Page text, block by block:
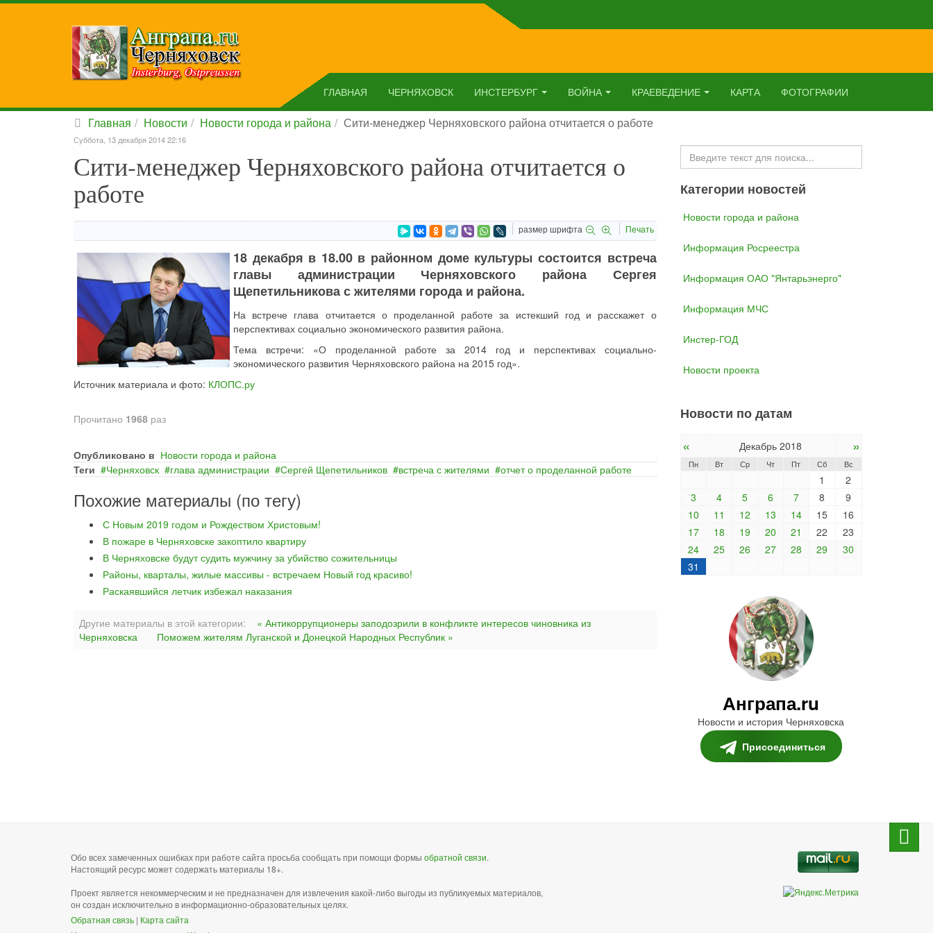
ГЛАВНАЯ ЧЕРНЯХОВСК ИНСТЕРБУРГ ВОЙНА КРАЕВЕДЕНИЕ КАРТА ФОТОГРАФИИ
Главная Новости Новости города и района Сити-менеджер Черняховского района отчитается о работе
Суббота, 13 декабря 2014 22:16
Сити-менеджер Черняховского района отчитается о
работе
размер шрифта Печать
18 декабря в 18.00 в районном доме культуры состоится встреча
главы администрации Черняховского района Сергея
Щепетильникова с жителями города и района.
На встрече глава отчитается о проделанной работе за истекший год и расскажет о
перспективах социально экономического развития района.
Тема встречи: «О проделанной работе за 2014 год и перспективах социально-
экономического развития Черняховского района на 2015 год».
Источник материала и фото: КЛОПС.ру
Прочитано 1968 раз
Опубликовано в Новости города и района
Теги
Черняховск глава администрации Сергей Щепетильников встреча с жителями отчет о проделанной работе
Похожие материалы (по тегу)
С Новым 2019 годом и Рождеством Христовым!
В пожаре в Черняховске закоптило квартиру
В Черняховске будут судить мужчину за убийство сожительницы
Районы, кварталы, жилые массивы - встречаем Новый год красиво!
Раскаявшийся летчик избежал наказания
Другие материалы в этой категории:
« Антикоррупционеры заподозрили в конфликте интересов чиновника из
Черняховска
Поможем жителям Луганской и Донецкой Народных Республик »
Искать...
Категории новостей
Новости города и района
Информация Росреестра
Информация ОАО "Янтарьэнерго"
Информация МЧС
Инстер-ГОД
Новости проекта
Новости по датам
« Декабрь 2018 »
Пн Вт Ср Чт Пт Сб Вс
1
2
3
4 5 6 7 8
9
10
11 12 13 14 15
16
17
18 19 20 21 22
23
24
25 26 27 28 29
30
31
Анграпа.ru
Новости и история Черняховска
Присоединиться
Обо всех замеченных ошибках при работе сайта просьба сообщать при помощи формы обратной связи.
Настоящий ресурс может содержать материалы 18+.
Проект является некоммерческим и не предназначен для извлечения какой-либо выгоды из публикуемых материалов,
он создан исключительно в информационно-образовательных целях.
Обратная связь | Карта сайта